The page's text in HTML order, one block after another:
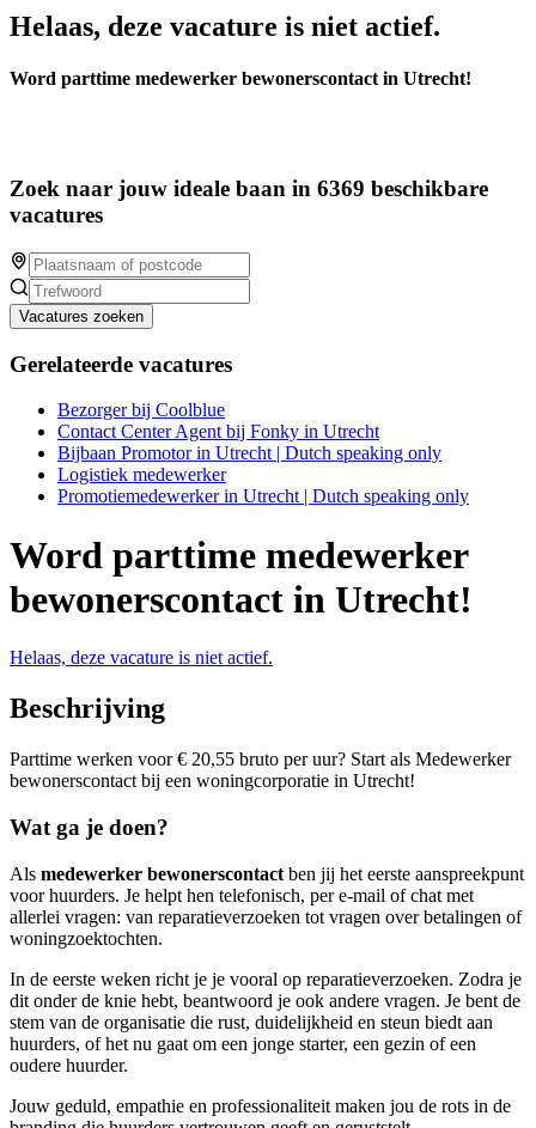
Helaas, deze vacature is niet actief.
Word parttime medewerker bewonerscontact in Utrecht!
Zoek naar jouw ideale baan in 6369 beschikbare
vacatures
Vacatures zoeken
Gerelateerde vacatures
Bezorger bij Coolblue
Contact Center Agent bij Fonky in Utrecht
Bijbaan Promotor in Utrecht | Dutch speaking only
Logistiek medewerker
Promotiemedewerker in Utrecht | Dutch speaking only
Word parttime medewerker
bewonerscontact in Utrecht!
Helaas, deze vacature is niet actief.
Beschrijving
Parttime werken voor € 20,55 bruto per uur? Start als Medewerker
bewonerscontact bij een woningcorporatie in Utrecht!
Wat ga je doen?
Als medewerker bewonerscontact ben jij het eerste aanspreekpunt
voor huurders. Je helpt hen telefonisch, per e-mail of chat met
allerlei vragen: van reparatieverzoeken tot vragen over betalingen of
woningzoektochten.
In de eerste weken richt je je vooral op reparatieverzoeken. Zodra je
dit onder de knie hebt, beantwoord je ook andere vragen. Je bent de
stem van de organisatie die rust, duidelijkheid en steun biedt aan
huurders, of het nu gaat om een jonge starter, een gezin of een
oudere huurder.
Jouw geduld, empathie en professionaliteit maken jou de rots in de